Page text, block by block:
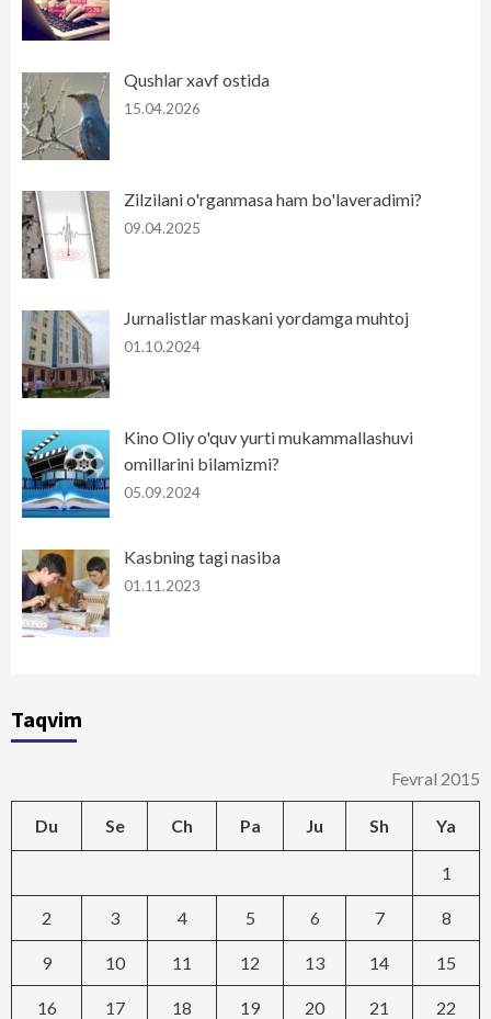
Qushlar xavf ostida
15.04.2026
Zilzilani o'rganmasa ham bo'laveradimi?
09.04.2025
Jurnalistlar maskani yordamga muhtoj
01.10.2024
Kino Oliy o'quv yurti mukammallashuvi
omillarini bilamizmi?
05.09.2024
Kasbning tagi nasiba
01.11.2023
Taqvim
Fevral 2015
Du Se Ch Pa Ju Sh Ya
1
2 3 4 5 6 7 8
9 10 11 12 13 14 15
16 17 18 19 20 21 22